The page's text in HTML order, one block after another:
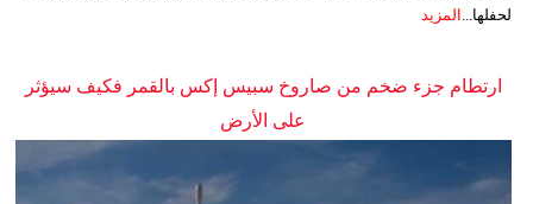
لحفلها... المزيد
ارتطام جزء ضخم من صاروخ سبيس إكس بالقمر فكيف سيؤثر
على الأرض